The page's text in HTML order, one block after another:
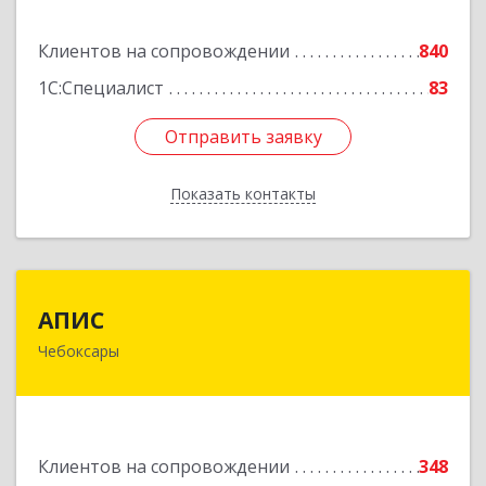
Клиентов на сопровождении
840
1С:Специалист
83
Отправить заявку
Показать контакты
Отправить заявку
Назад
АПИС
Чебоксары
Клиентов на сопровождении 348
428001, Чувашская Республика - Чувашия,
Подробнее